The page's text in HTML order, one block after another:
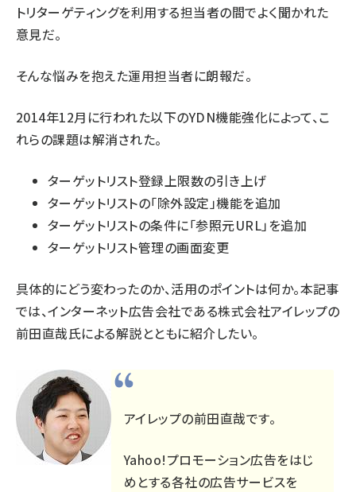
トリターゲティングを利用する担当者の間でよく聞かれた
意見だ。
そんな悩みを抱えた運用担当者に朗報だ。
2014年12月に行われた以下のYDN機能強化によって、こ
れらの課題は解消された。
ターゲットリスト登録上限数の引き上げ
ターゲットリストの「除外設定」機能を追加
ターゲットリストの条件に「参照元URL」を追加
ターゲットリスト管理の画面変更
具体的にどう変わったのか、活用のポイントは何か。本記事
では、インターネット広告会社である株式会社アイレップの
前田直哉氏による解説とともに紹介したい。
アイレップの前田直哉です。
Yahoo!プロモーション広告をはじ
めとする各社の広告サービスを